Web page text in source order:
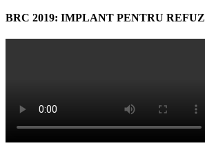
BRC 2019: IMPLANT PENTRU REFUZ